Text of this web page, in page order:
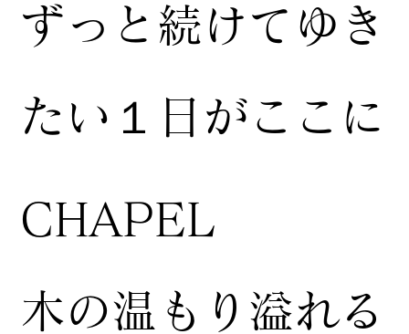
ずっと続けてゆき
たい１日がここに
CHAPEL
木の温もり溢れる